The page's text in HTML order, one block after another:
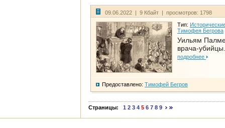
09.06.2022 | 9 Кбайт | просмотров: 1798
Тип:
Тимофея Бегрова
Уильям
врача-
подробнее
Предоставлено: Тимофей Бегров
Страницы: 1 2 3 4 5 6 7 8 9